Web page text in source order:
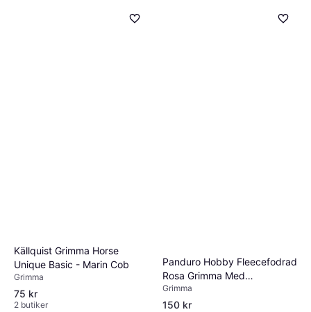
Källquist Grimma Horse
Unique Basic - Marin Cob
Grimma
75 kr
2 butiker
Panduro Hobby Fleecefodrad
Rosa Grimma Med
Matchande Grimskaft
Grimma
150 kr